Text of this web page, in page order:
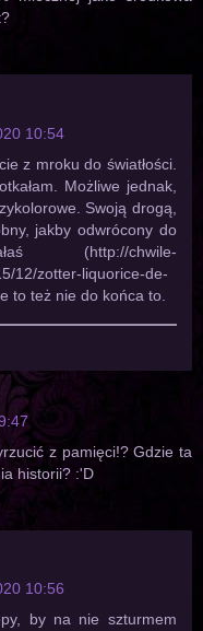
10:54
z mroku do światłości.
Możliwe jednak,
Swoją drogą,
jakby odwrócony do
(http://chwile-
12/zotter-liquorice-de-
to też nie do końca to.
z pamięci!? Gdzie ta
historii? :'D
10:56
by na nie szturmem